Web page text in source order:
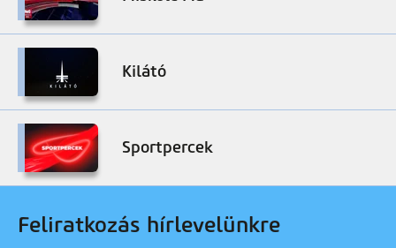
Kilátó
Sportpercek
Feliratkozás hírlevelünkre